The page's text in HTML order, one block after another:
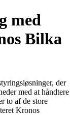
med
Bilka
der
med at håndtere
to af de store
Kronos